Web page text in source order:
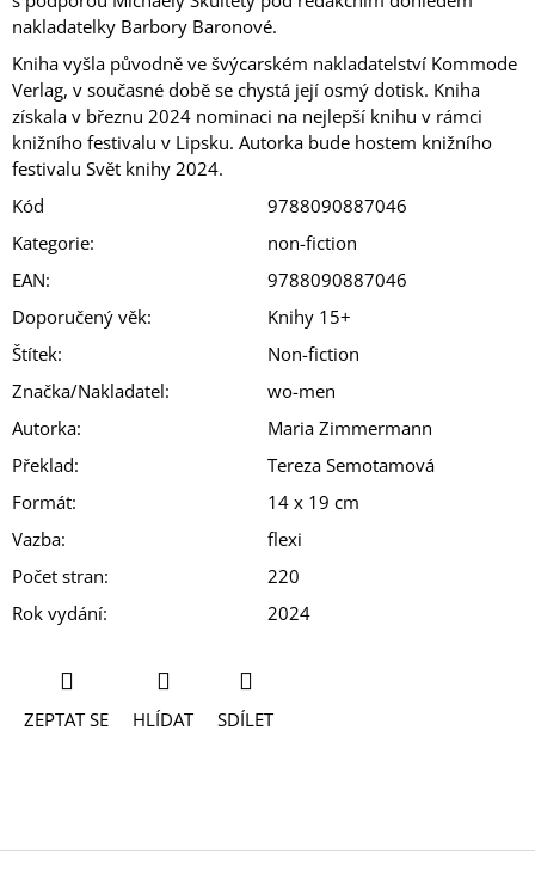
nakladatelky Barbory Baronové.
Kniha vyšla původně ve švýcarském nakladatelství Kommode
Verlag, v současné době se chystá její osmý dotisk. Kniha
získala v březnu 2024 nominaci na nejlepší knihu v rámci
knižního festivalu v Lipsku. Autorka bude hostem knižního
festivalu Svět knihy 2024.
Kód
9788090887046
Kategorie:
non-fiction
EAN:
9788090887046
Doporučený věk:
Knihy 15+
Štítek:
Non-fiction
Značka/Nakladatel:
wo-men
Autorka:
Maria Zimmermann
Překlad:
Tereza Semotamová
Formát:
14 x 19 cm
Vazba:
flexi
Počet stran:
220
Rok vydání: 2024
ZEPTAT SE HLÍDAT SDÍLET